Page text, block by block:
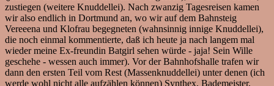
zustiegen (weitere Knuddellei). Nach zwanzig Tagesreisen kamen
wir also endlich in Dortmund an, wo wir auf dem Bahnsteig
Vereeena und Klofrau begegneten (wahnsinnig innige Knuddellei),
die noch einmal kommentierte, daß ich heute ja nach langem mal
wieder meine Ex-freundin Batgirl sehen würde - jaja! Sein Wille
geschehe - wessen auch immer). Vor der Bahnhofshalle trafen wir
dann den ersten Teil vom Rest (Massenknuddellei) unter denen (ich
werde wohl nicht alle aufzählen können) Synthex, Bademeister,